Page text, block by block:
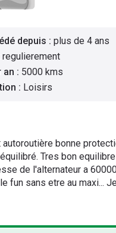
depuis : plus de 4 ans
regulierement
an : 5000 kms
: Loisirs
bonne
Tres bon
de l'alternateur a
fun sans etre au maxi...